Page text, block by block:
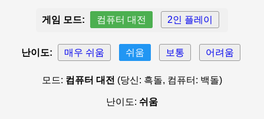
게임 모드: 컴퓨터 대전 2인 플레이
난이도: 매우 쉬움 쉬움 보통 어려움
모드: 컴퓨터 대전 (당신: 흑돌, 컴퓨터: 백돌)
난이도: 쉬움